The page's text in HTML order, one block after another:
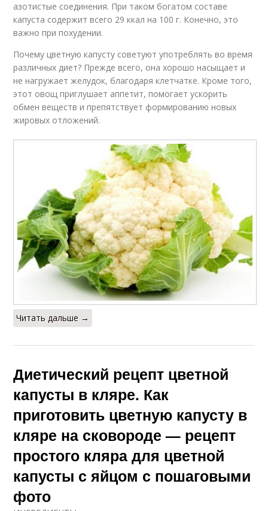
азотистые соединения. При таком богатом составе
капуста содержит всего 29 ккал на 100 г. Конечно, это
важно при похудении.
Почему цветную капусту советуют употреблять во время
различных диет? Прежде всего, она хорошо насыщает и
не нагружает желудок, благодаря клетчатке. Кроме того,
этот овощ приглушает аппетит, помогает ускорить
обмен веществ и препятствует формированию новых
жировых отложений.
Читать дальше →
Диетический рецепт цветной
капусты в кляре. Как
приготовить цветную капусту в
кляре на сковороде — рецепт
простого кляра для цветной
капусты с яйцом с пошаговыми
фото